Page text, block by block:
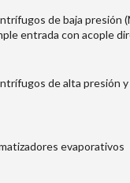
de baja presión
entrada con acople
de alta presión y
evaporativos